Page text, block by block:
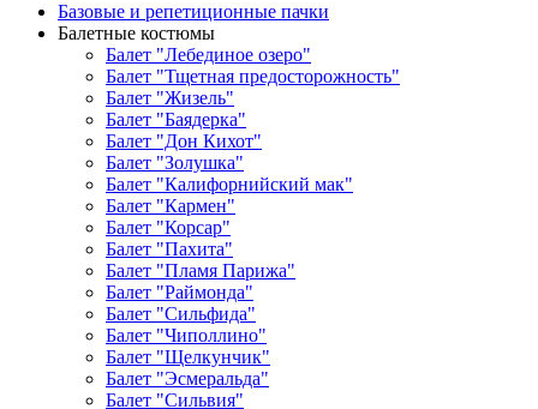
Базовые и репетиционные пачки
Балетные костюмы
Балет "Лебединое озеро"
Балет "Тщетная предосторожность"
Балет "Жизель"
Балет "Баядерка"
Балет "Дон Кихот"
Балет "Золушка"
Балет "Калифорнийский мак"
Балет "Кармен"
Балет "Корсар"
Балет "Пахита"
Балет "Пламя Парижа"
Балет "Раймонда"
Балет "Сильфида"
Балет "Чиполлино"
Балет "Щелкунчик"
Балет "Эсмеральда"
Балет "Сильвия"